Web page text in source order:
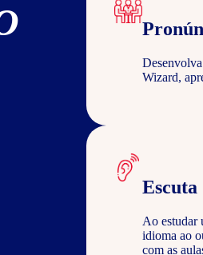
Wizard,
Escuta
Ao estudar
idioma ao
com as